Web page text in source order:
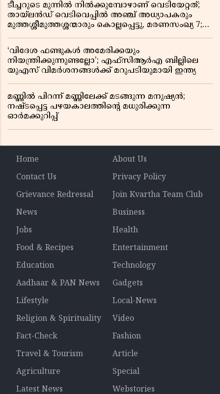
ടീച്ചറുടെ മുന്നിൽ നിൽക്കുമ്പോഴാണ് വെടിയേറ്റത്;
തായ്‌ലൻഡ് വെടിവെപ്പിൽ അഞ്ച് അധ്യാപകരും
മുത്തശ്ശീമുത്തശ്ശന്മാരും കൊല്ലപ്പെട്ടു, മരണസംഖ്യ 7;
‘വിദേശ ഫണ്ടുകൾ അമേരിക്കയും
നിയന്ത്രിക്കുന്നുണ്ടല്ലോ’; എഫ്സിആർഎ ബില്ലിലെ
യുഎസ് വിമർശനങ്ങൾക്ക് മറുപടിയുമായി ഇന്ത്യ
മണ്ണിൽ പിറന്ന് മണ്ണിലേക്ക് മടങ്ങുന്ന മനുഷ്യൻ;
നഷ്ടപ്പെട്ട പഴയകാലത്തിൻ്റെ മധുരിക്കുന്ന
ഓർമക്കുറിപ്പ്
Home
About Us
Contact Us
Privacy Policy
Grievance Redressal
Join Kvartha Team Club
News
Business
Jobs
Health
Food & Recipes
Entertainment
Education
Technology
Aadhaar & PAN News
Gadgets
Lifestyle
Local-News
Religion & Spirituality
Video
Fact-Check
Fashion
Travel & Tourism
Article
Agriculture
Special
Latest News
Webstories